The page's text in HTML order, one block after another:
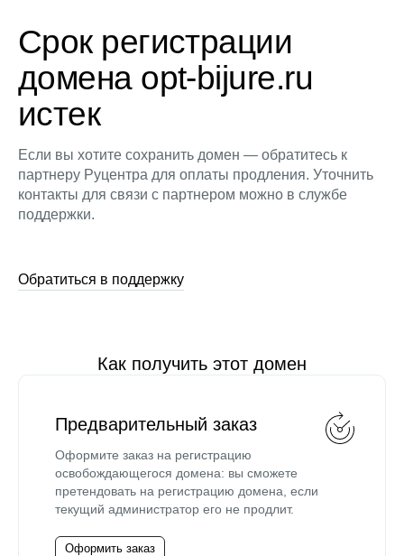
Срок регистрации
домена opt-bijure.ru
истек
Если вы хотите сохранить домен — обратитесь к
партнеру Руцентра для оплаты продления. Уточнить
контакты для связи с партнером можно в службе
поддержки.
Обратиться в поддержку
Как получить этот домен
Предварительный заказ
Оформите заказ на регистрацию
освобождающегося домена: вы сможете
претендовать на регистрацию домена, если
текущий администратор его не продлит.
Оформить заказ